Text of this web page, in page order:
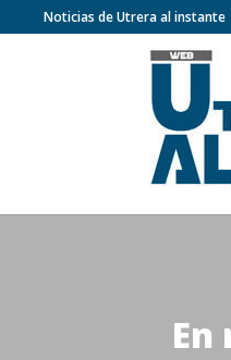
Noticias de Utrera al instante